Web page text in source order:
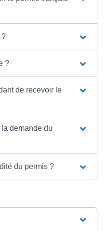
?
?
de recevoir le
demande du
du permis ?